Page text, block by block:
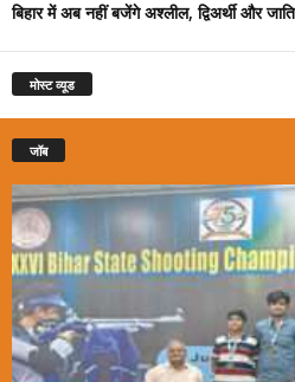
बिहार में अब नहीं बजेंगे अश्लील, द्विअर्थी और
मोस्ट व्यूड
जॉब